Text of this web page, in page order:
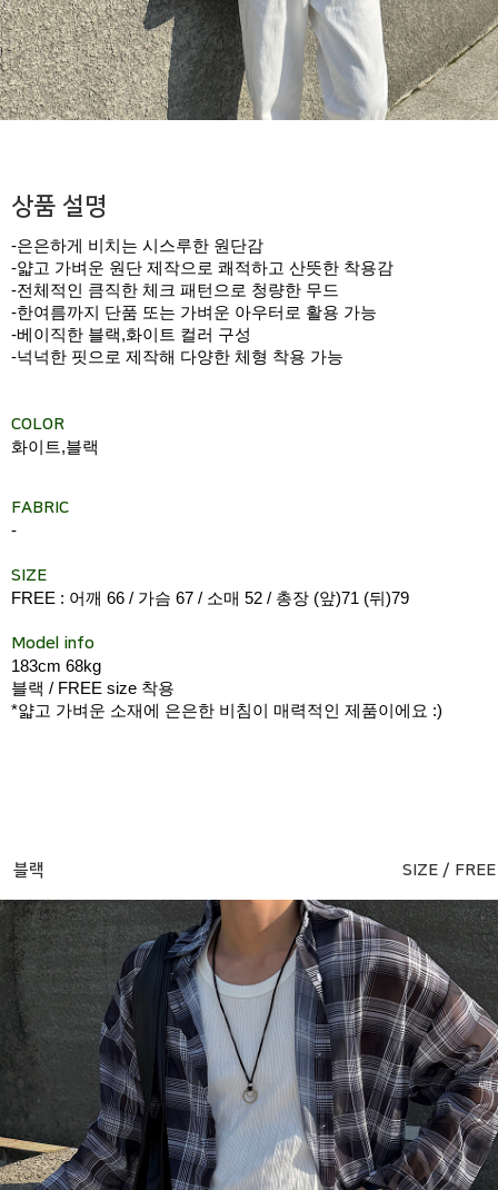
상품 설명
-은은하게 비치는 시스루한 원단감
-얇고 가벼운 원단 제작으로 쾌적하고 산뜻한 착용감
-전체적인 큼직한 체크 패턴으로 청량한 무드
-한여름까지 단품 또는 가벼운 아우터로 활용 가능
-베이직한 블랙,화이트 컬러 구성
-넉넉한 핏으로 제작해 다양한 체형 착용 가능
COLOR
화이트,블랙
FABRIC
-
SIZE
FREE : 어깨 66 / 가슴 67 / 소매 52 / 총장 (앞)71 (뒤)79
Model info
183cm 68kg
블랙 / FREE size 착용
*얇고 가벼운 소재에 은은한 비침이 매력적인 제품이에요 :)
블랙 SIZE / FREE